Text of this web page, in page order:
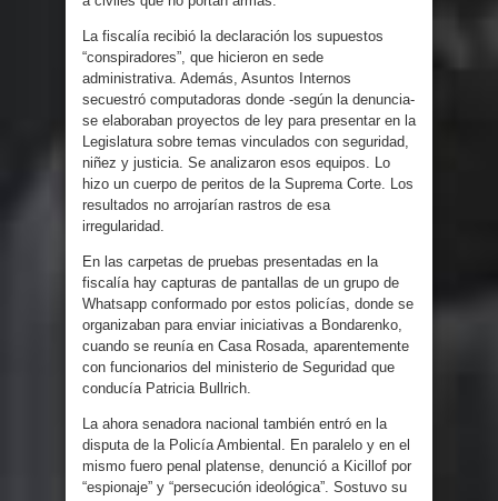
La fiscalía recibió la declaración los supuestos
“conspiradores”, que hicieron en sede
administrativa. Además, Asuntos Internos
secuestró computadoras donde -según la denuncia-
se elaboraban proyectos de ley para presentar en la
Legislatura sobre temas vinculados con seguridad,
niñez y justicia. Se analizaron esos equipos. Lo
hizo un cuerpo de peritos de la Suprema Corte. Los
resultados no arrojarían rastros de esa
irregularidad.
En las carpetas de pruebas presentadas en la
fiscalía hay capturas de pantallas de un grupo de
Whatsapp conformado por estos policías, donde se
organizaban para enviar iniciativas a Bondarenko,
cuando se reunía en Casa Rosada, aparentemente
con funcionarios del ministerio de Seguridad que
conducía Patricia Bullrich.
La ahora senadora nacional también entró en la
disputa de la Policía Ambiental. En paralelo y en el
mismo fuero penal platense, denunció a Kicillof por
“espionaje” y “persecución ideológica”. Sostuvo su